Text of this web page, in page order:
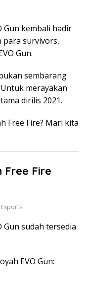
Gun kembali hadir
para survivors,
Gun.
sembarang
merayakan
dirilis 2021.
Free Fire? Mari kita
Free Fire
Gun sudah tersedia
EVO Gun: